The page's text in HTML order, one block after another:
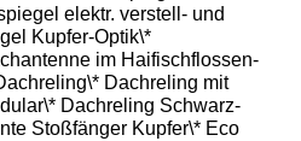
elektr. verstell- und
Kupfer-Optik\*
im Haifischflossen-
Dachreling mit
Dachreling Schwarz-
Stoßfänger Kupfer\* Eco